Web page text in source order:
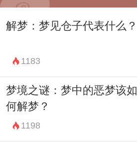
和心理状态。
解梦：梦见仓子代表什么？
1183
梦境之谜：梦中的恶梦该如
何解梦？
1198